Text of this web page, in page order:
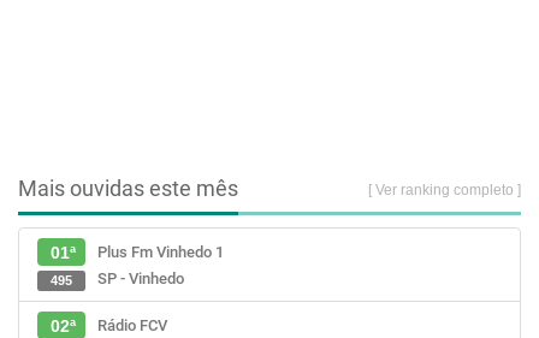
Mais ouvidas este mês [ Ver ranking completo ]
01ª
Plus Fm Vinhedo 1
SP - Vinhedo
495
02ª
Rádio FCV